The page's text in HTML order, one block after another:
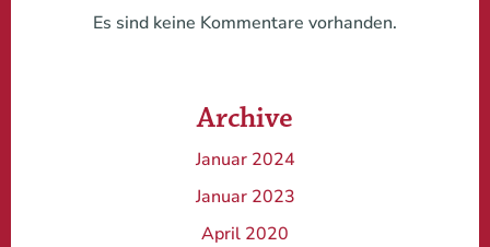
Es sind keine Kommentare vorhanden.
Archive
Januar 2024
Januar 2023
April 2020